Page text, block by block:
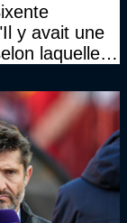
y avait une
laquelle il